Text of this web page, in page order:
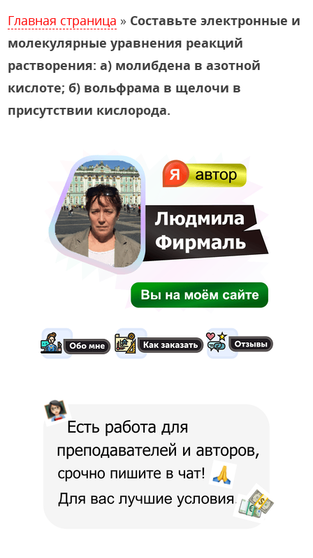
Главная страница » Составьте электронные и
молекулярные уравнения реакций
растворения: а) молибдена в азотной
кислоте; б) вольфрама в щелочи в
присутствии кислорода.